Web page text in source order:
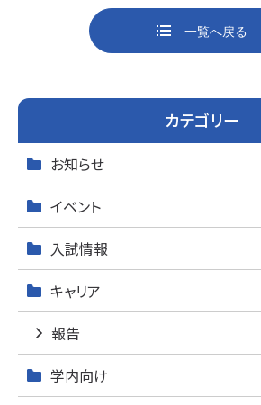
o
k
一覧へ戻る
カテゴリー
お知らせ
イベント
入試情報
キャリア
報告
学内向け